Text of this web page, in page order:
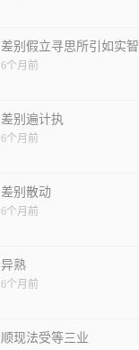
差别假立寻思所引如实智
6个月前
差别遍计执
6个月前
差别散动
6个月前
异熟
6个月前
顺现法受等三业